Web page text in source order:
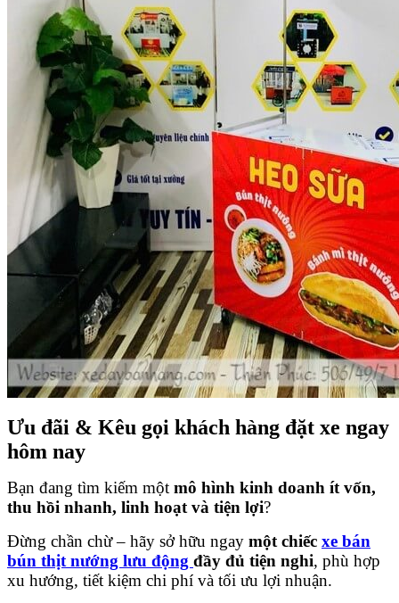
Ưu đãi & Kêu gọi khách hàng đặt xe ngay
hôm nay
Bạn đang tìm kiếm một mô hình kinh doanh ít vốn,
thu hồi nhanh, linh hoạt và tiện lợi?
Đừng chần chừ – hãy sở hữu ngay một chiếc xe bán
bún thịt nướng lưu động đầy đủ tiện nghi, phù hợp
xu hướng, tiết kiệm chi phí và tối ưu lợi nhuận.